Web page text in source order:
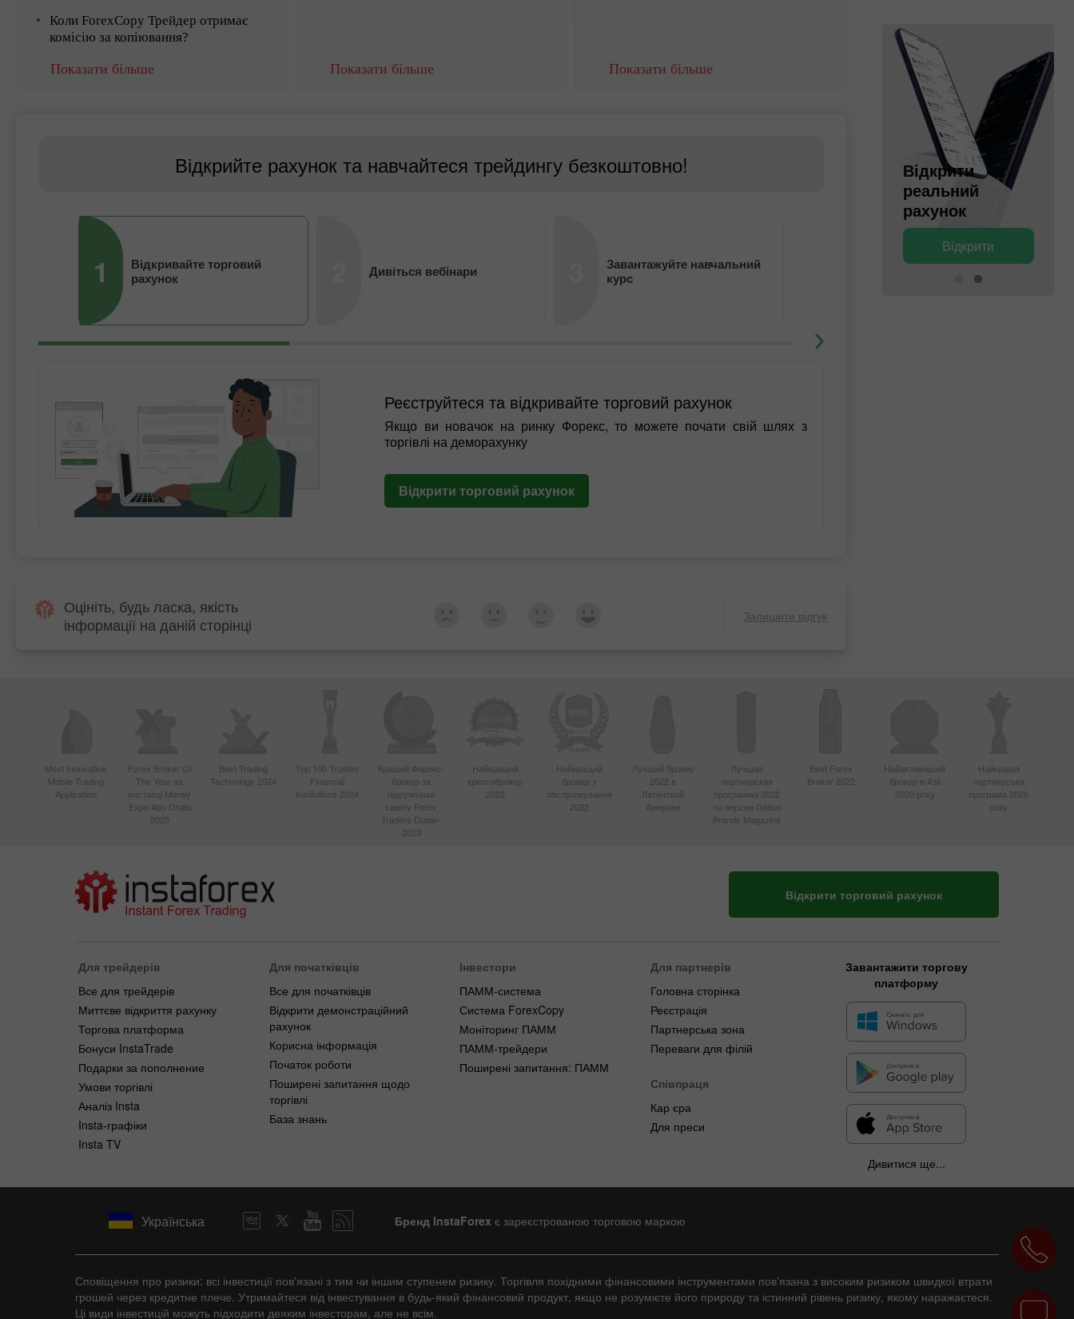
Коли ForexCopy Трейдер отримає
комісію за копіювання?
Показати більше Показати більше Показати більше
Відкрийте рахунок та навчайтеся трейдингу безкоштовно!
1
Відкривайте торговий
рахунок
Дивіться вебінари
Завантажуйте навчальний
курс
Навчайтеся з викладачем
Реєструйтеся та відкривайте торговий рахунок
Якщо ви новачок на ринку Форекс, то можете почати свій шлях з
торгівлі на деморахунку
Відкрити торговий рахунок
Оцініть, будь ласка, якість
інформації на даній сторінці
Залишити відгук
Відкрити
Відкрити
реальний
рахунок
Відкрити
Most Innovative
Mobile Trading
Application
Forex Broker Of
The Year на
виставці Money
Expo Abu Dhabi
2025
Best Trading
Technology 2024
Top 100 Trusted
Financial
Institutions 2024
Кращий Форекс-
брокер за
підсумками
саміту Forex
Traders Dubai–
2023
Найкращий
криптоброкер
2022
Найкращий
брокер з
обслуговування
2022
Лучший брокер
2022 в
Латинской
Америке
Лучшая
партнерская
программа 2022
по версии Global
Brands Magazine
Best Forex
Broker 2022
Найактивніший
брокер в Азії
2020 року
Найкраща
партнерська
програма 2020
року
Відкрити торговий рахунок
Для трейдерів
Все для трейдерів
Миттєве відкриття рахунку
Торгова платформа
Бонуси InstaTrade
Подарки за пополнение
Умови торгівлі
Аналіз Insta
Insta-графіки
Insta TV
Для початківців
Все для початківців
Відкрити демонстраційний
рахунок
Корисна інформація
Початок роботи
Поширені запитання щодо
торгівлі
База знань
Інвестори
ПАММ-система
Система ForexCopy
Моніторинг ПАММ
ПАММ-трейдери
Поширені запитання: ПАММ
Для партнерів
Головна сторінка
Реєстрація
Партнерська зона
Переваги для філій
Співпраця
Кар єра
Для преси
Завантажити торгову
платформу
Дивитися ще...
Українська Бренд InstaForex є зареєстрованою торговою маркою
Сповіщення про ризики: всі інвестиції пов'язані з тим чи іншим ступенем ризику. Торгівля похідними фінансовими інструментами пов'язана з високим ризиком швидкої втрати
грошей через кредитне плече. Утримайтеся від інвестування в будь-який фінансовий продукт, якщо не розумієте його природу та істинний рівень ризику, якому наражаєтеся.
Ці види інвестицій можуть підходити деяким інвесторам, але не всім.